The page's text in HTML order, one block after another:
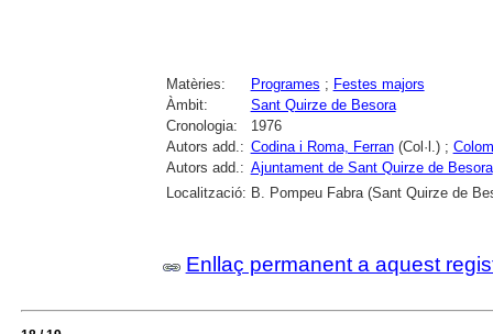
Matèries: Programes ; Festes majors
Àmbit:
Sant Quirze de Besora
Cronologia:
1976
Autors add.: Codina i Roma, Ferran(Col·l.) ;
Autors add.: Ajuntament de Sant Quirze de Besora
Localització: B. Pompeu Fabra (Sant Quirze de
Enllaç permanent a aquest